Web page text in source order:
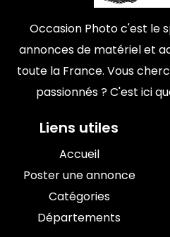
Occasion Photo c'est le
annonces de matériel et
toute la France. Vous
passionnés ? C'est ici
Liens utiles
Accueil
Poster une annonce
Catégories
Départements